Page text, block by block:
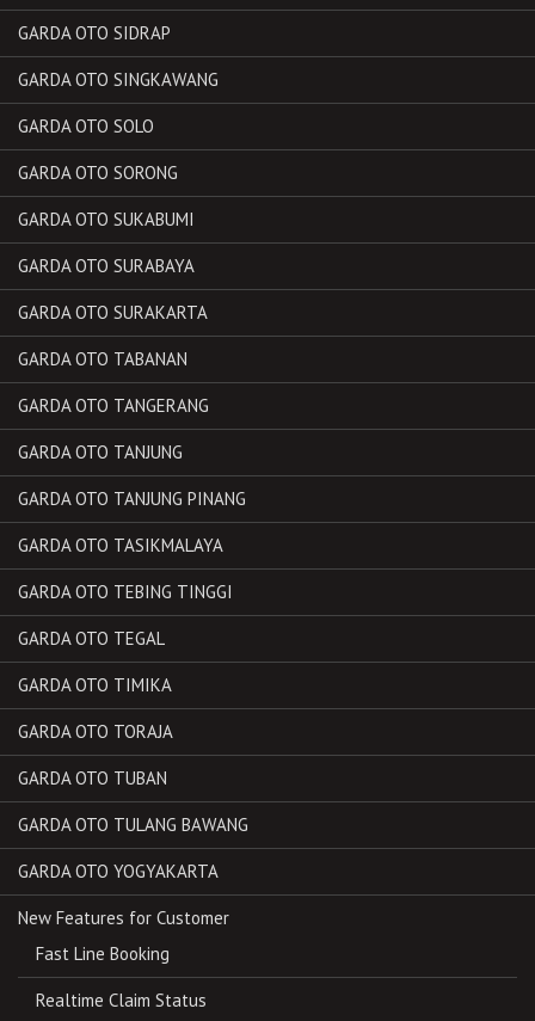
GARDA OTO SIDRAP
GARDA OTO SINGKAWANG
GARDA OTO SOLO
GARDA OTO SORONG
GARDA OTO SUKABUMI
GARDA OTO SURABAYA
GARDA OTO SURAKARTA
GARDA OTO TABANAN
GARDA OTO TANGERANG
GARDA OTO TANJUNG
GARDA OTO TANJUNG PINANG
GARDA OTO TASIKMALAYA
GARDA OTO TEBING TINGGI
GARDA OTO TEGAL
GARDA OTO TIMIKA
GARDA OTO TORAJA
GARDA OTO TUBAN
GARDA OTO TULANG BAWANG
GARDA OTO YOGYAKARTA
New Features for Customer
Fast Line Booking
Realtime Claim Status